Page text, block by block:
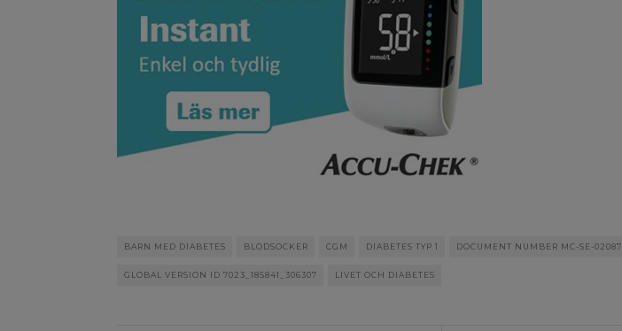
BARN MED DIABETES BLODSOCKER CGM DIABETES TYP 1 DOCUMENT NUMBER MC-SE-02087
GLOBAL VERSION ID 7023_185841_306307 LIVET OCH DIABETES